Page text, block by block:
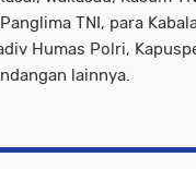
TNI, para
Humas Polri,
lainnya.